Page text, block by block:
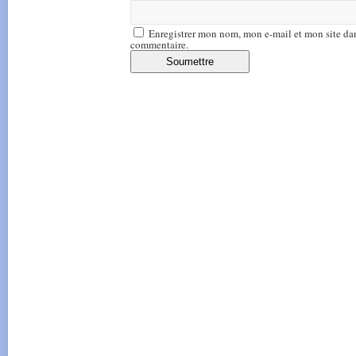
Enregistrer mon nom, mon e-mail et mon site
commentaire.